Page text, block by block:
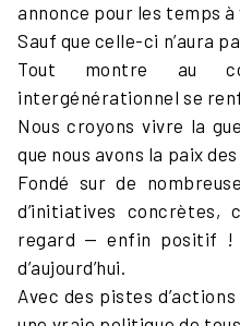
annonce pour les temps à
Sauf que celle-ci n’aura
Tout montre au
intergénérationnel se
Nous croyons vivre la
que nous avons la paix
Fondé sur de
d’initiatives concrètes,
regard — enfin positif !
d’aujourd’hui.
Avec des pistes